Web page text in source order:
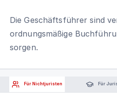
Die Geschäftsführer sind
ordnungsmäßige
sorgen.
Für Nichtjuristen Für